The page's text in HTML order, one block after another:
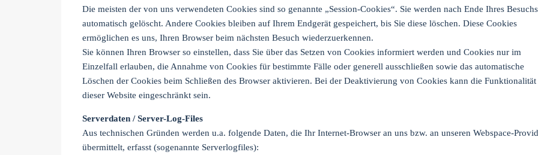
Die meisten der von uns verwendeten Cookies sind so genannte „Session-Cookies“. Sie werden nach Ende Ihres Besuchs
automatisch gelöscht. Andere Cookies bleiben auf Ihrem Endgerät gespeichert, bis Sie diese löschen. Diese Cookies
ermöglichen es uns, Ihren Browser beim nächsten Besuch wiederzuerkennen.
Sie können Ihren Browser so einstellen, dass Sie über das Setzen von Cookies informiert werden und Cookies nur im
Einzelfall erlauben, die Annahme von Cookies für bestimmte Fälle oder generell ausschließen sowie das automatische
Löschen der Cookies beim Schließen des Browser aktivieren. Bei der Deaktivierung von Cookies kann die Funktionalität
dieser Website eingeschränkt sein.
Serverdaten /Server-Log-Files
Aus technischen Gründen werden u.a. folgende Daten, die Ihr Internet-Browser an uns bzw. an unseren Webspace-
übermittelt, erfasst (sogenannte Serverlogfiles):